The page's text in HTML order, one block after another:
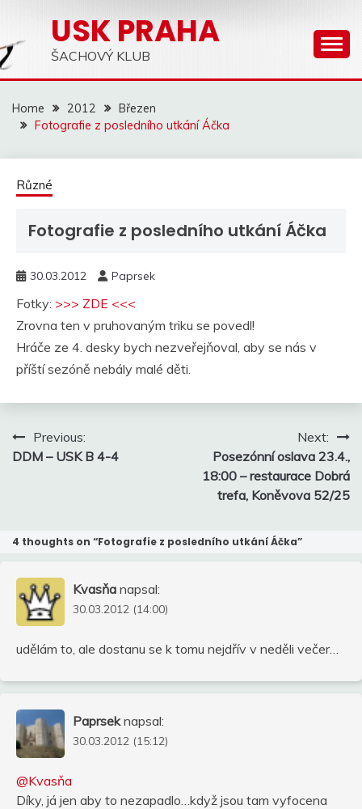
content
USK PRAHA
ŠACHOVÝ KLUB
Home 2012
Březen
Fotografie z posledního utkání Áčka
Různé
Fotografie z posledního utkání Áčka
30.03.2012 Paprsek
Fotky: >>> ZDE <<<
Zrovna ten v pruhovaným triku se povedl!
Hráče ze 4. desky bych nezveřejňoval, aby se nás v
příští sezóně nebály malé děti.
Navigace
příspěvek
Previous:
DDM – USK B 4-4
Next:
Posezónní oslava 23.4.,
18:00 – restaurace Dobrá
trefa, Koněvova 52/25
4 thoughts on “Fotografie z posledního utkání Áčka”
Kvasňa napsal:
30.03.2012 (14:00)
udělám to, ale dostanu se k tomu nejdřív v neděli večer…
Paprsek napsal:
30.03.2012 (15:12)
@Kvasňa
Díky, já jen aby to nezapadlo…když jsou tam vyfocena